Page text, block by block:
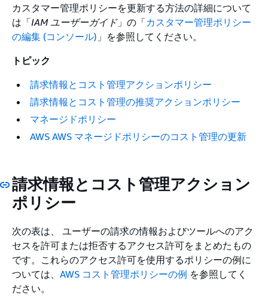
カスタマー管理ポリシーを更新する方法の詳細について
は「IAM ユーザーガイド」の「カスタマー管理ポリシー
の編集 (コンソール) 」を参照してください。
トピック
請求情報とコスト管理アクションポリシー
請求情報とコスト管理の推奨アクションポリシー
マネージドポリシー
AWS AWS マネージドポリシーのコスト管理の更新
請求情報とコスト管理アクション
ポリシー
次の表は、 ユーザーの請求の情報およびツールへのアク
セスを許可または拒否するアクセス許可をまとめたもの
です。これらのアクセス許可を使用するポリシーの例に
ついては、 AWS コスト管理ポリシーの例 を参照してく
ださい。